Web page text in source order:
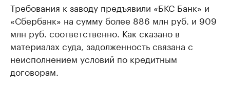
Требования к заводу предъявили «БКС Банк» и
«Сбербанк» на сумму более 886 млн руб. и 909
млн руб. соответственно. Как сказано в
материалах суда, задолженность связана с
неисполнением условий по кредитным
договорам.